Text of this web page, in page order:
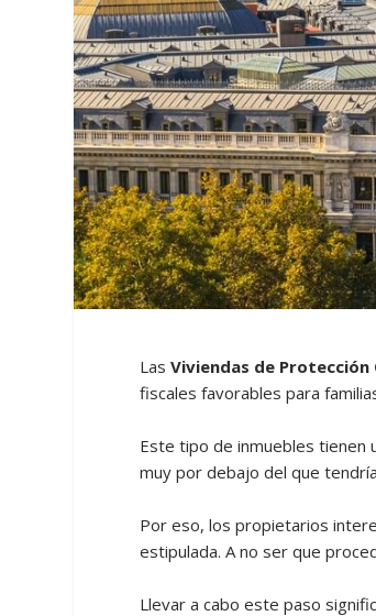
LasViviendas de
fiscales favorables para
Este tipo de inmuebles tienen
muy por debajo del que
Por eso, los propietarios
estipulada. A no ser que
Llevar a cabo este paso